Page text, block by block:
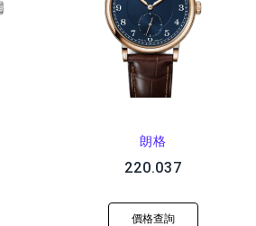
朗格
220.037
價格查詢